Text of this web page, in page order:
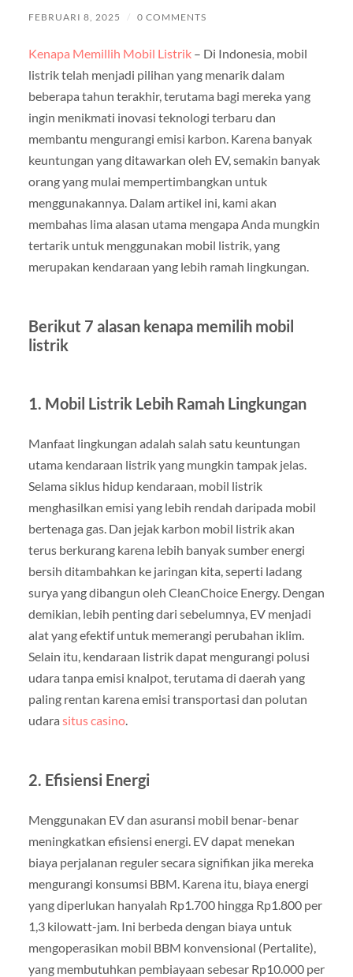
FEBRUARI 8, 2025 / 0 COMMENTS
Kenapa Memillih Mobil Listrik– Di Indonesia, mobil
listrik telah menjadi pilihan yang menarik dalam
beberapa tahun terakhir, terutama bagi mereka yang
ingin menikmati inovasi teknologi terbaru dan
membantu mengurangi emisi karbon. Karena banyak
keuntungan yang ditawarkan oleh EV, semakin banyak
orang yang mulai mempertimbangkan untuk
menggunakannya. Dalam artikel ini, kami akan
membahas lima alasan utama mengapa Anda mungkin
tertarik untuk menggunakan mobil listrik, yang
merupakan kendaraan yang lebih ramah lingkungan.
Berikut 7 alasan kenapa memilih mobil
listrik
1. Mobil Listrik Lebih Ramah Lingkungan
Manfaat lingkungan adalah salah satu keuntungan
utama kendaraan listrik yang mungkin tampak jelas.
Selama siklus hidup kendaraan, mobil listrik
menghasilkan emisi yang lebih rendah daripada mobil
bertenaga gas. Dan jejak karbon mobil listrik akan
terus berkurang karena lebih banyak sumber energi
bersih ditambahkan ke jaringan kita, seperti ladang
surya yang dibangun oleh CleanChoice Energy. Dengan
demikian, lebih penting dari sebelumnya, EV menjadi
alat yang efektif untuk memerangi perubahan iklim.
Selain itu, kendaraan listrik dapat mengurangi polusi
udara tanpa emisi knalpot, terutama di daerah yang
paling rentan karena emisi transportasi dan polutan
udara situs casino.
2. Efisiensi Energi
Menggunakan EV dan asuransi mobil benar-benar
meningkatkan efisiensi energi. EV dapat menekan
biaya perjalanan reguler secara signifikan jika mereka
mengurangi konsumsi BBM. Karena itu, biaya energi
yang diperlukan hanyalah Rp1.700 hingga Rp1.800 per
1,3 kilowatt-jam. Ini berbeda dengan biaya untuk
mengoperasikan mobil BBM konvensional (Pertalite),
yang membutuhkan pembiayaan sebesar Rp10.000 per